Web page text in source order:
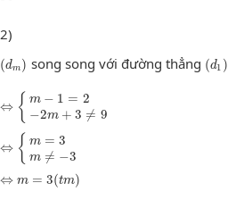
2)
(dm )
( d m song song với đường thẳng (d1 )
(d1)
⇔ { m − 1 = 2
−2m + 3 ≠ 9
m − 1= 2 −2m
⇔ { m = 3
m ≠ −3
m =3 m ≠
⇔ m = 3(tm)
tm )